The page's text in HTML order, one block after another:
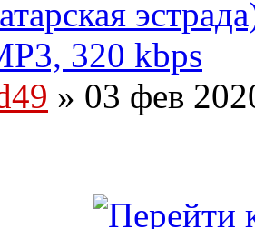
320 kbps
» 03 фев